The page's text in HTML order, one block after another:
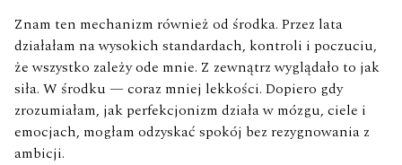
Znam ten mechanizm również od środka. Przez lata
działałam na wysokich standardach, kontroli i poczuciu,
że wszystko zależy ode mnie. Z zewnątrz wyglądało to jak
siła. W środku — coraz mniej lekkości. Dopiero gdy
zrozumiałam, jak perfekcjonizm działa w mózgu, ciele i
emocjach, mogłam odzyskać spokój bez rezygnowania z
ambicji.